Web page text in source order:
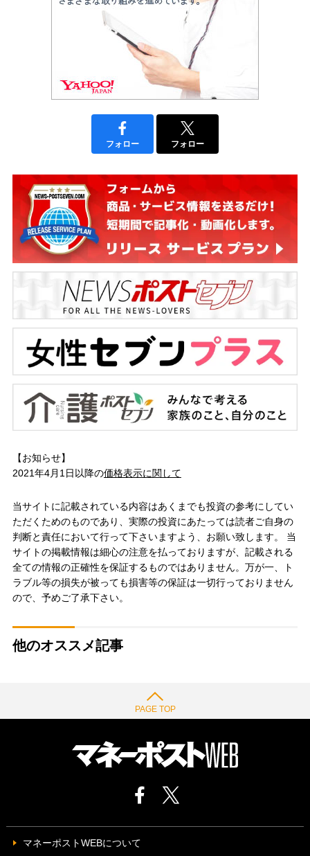
フォロー フォロー
【お知らせ】
2021年4月1日以降の価格表示に関して
当サイトに記載されている内容はあくまでも投資の参考にしてい
ただくためのものであり、実際の投資にあたっては読者ご自身の
判断と責任において行って下さいますよう、お願い致します。 当
サイトの掲載情報は細心の注意を払っておりますが、記載される
全ての情報の正確性を保証するものではありません。万が一、ト
ラブル等の損失が被っても損害等の保証は一切行っておりません
ので、予めご了承下さい。
他のオススメ記事
PAGE TOP
マネーポストWEBについて